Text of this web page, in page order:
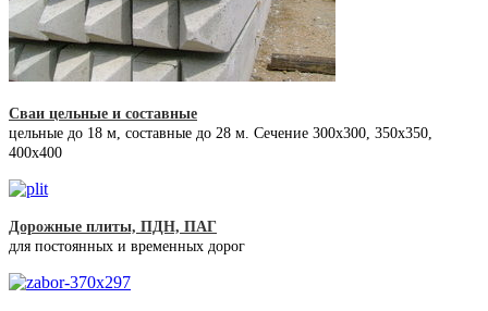
Сваи цельные и составные
цельные до 18 м, составные до 28 м. Сечение 300x300, 350x350,
400х400
Дорожные плиты, ПДН, ПАГ
для постоянных и временных дорог